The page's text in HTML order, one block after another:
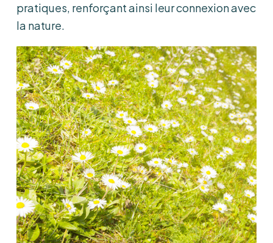
pratiques, renforçant ainsi leur connexion avec
la nature.